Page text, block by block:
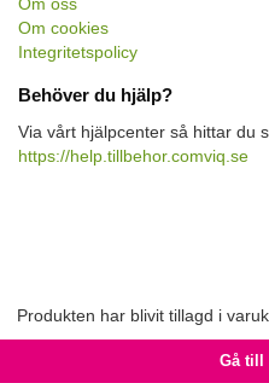
Om cookies
Integritetspolicy
Behöver du hjälp?
Via vårt hjälpcenter så hittar du
https://help.tillbehor.comviq.se
Produkten har blivit tillagd i
Gå till